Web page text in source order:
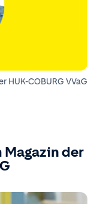
HUK-COBURG VVaG
der